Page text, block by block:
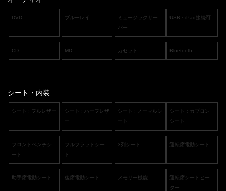
DVD ブルーレイ
ミュージックサー
バー
USB・iPad接続可
CD MD カセット Bluetooth
シート・内装
シート : フルレザー
シート : ハーフレザ
ー
シート : ノーマルシ
ート
シート：カブロン
シート
フロントベンチシ
ート
フルフラットシー
ト
3列シート 運転席電動シート
助手席電動シート 後席電動シート メモリー機能
運転席シートヒー
ター